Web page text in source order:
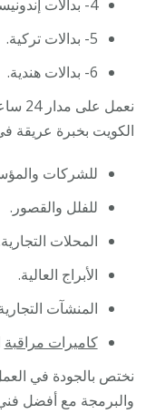
4- بدالات إندونيسية.
5- بدالات تركية.
6- بدالات هندية.
الكويت بخبرة عريقة
للشركات
للفلل والقصور.
المحلات
الأبراج العالية.
المنشآت
كاميرات مراقبة
نختص بالجودة في
والبرمجة مع أفضل